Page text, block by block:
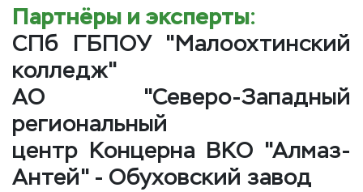
Партнёры и эксперты:
СПб ГБПОУ "Малоохтинский
колледж"
АО "Северо-Западный
региональный
центр Концерна ВКО "Алмаз-
Антей" - Обуховский завод